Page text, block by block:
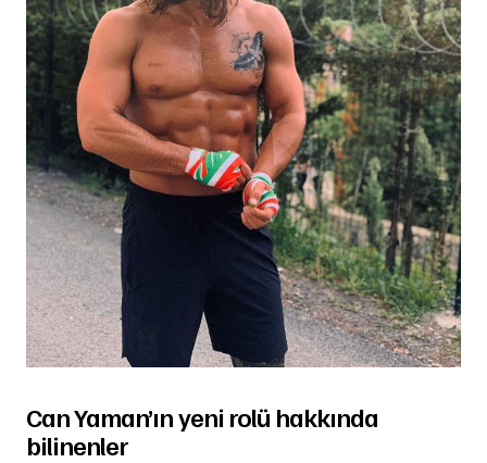
Can Yaman’ın yeni rolü hakkında
bilinenler